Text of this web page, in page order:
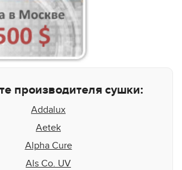
производителя сушки:
Addalux
Aetek
Alpha Cure
Als Co. UV